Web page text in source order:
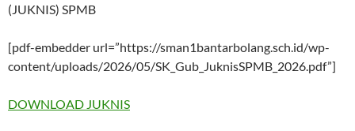
(JUKNIS) SPMB
[pdf-embedder url=”https://sman1bantarbolang.sch.id/wp-
content/uploads/2026/05/SK_Gub_JuknisSPMB_2026.pdf”]
DOWNLOAD JUKNIS